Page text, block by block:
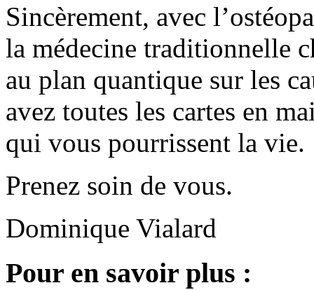
Sincèrement, avec
la médecine traditionnelle
au plan quantique sur les
avez toutes les cartes en
qui vous pourrissent la vie.
Prenez soin de vous.
Dominique Vialard
Pour en savoir plus :